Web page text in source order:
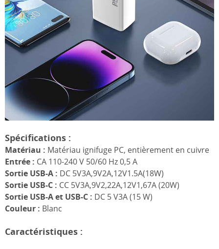
Spécifications :
Matériau : Matériau ignifuge PC, entièrement en cuivre
Entrée : CA 110-240 V 50/60 Hz 0,5 A
Sortie USB-A : DC 5V3A,9V2A,12V1.5A(18W)
Sortie USB-C : CC 5V3A,9V2,22A,12V1,67A (20W)
Sortie USB-A et USB-C : DC 5 V3A (15 W)
Couleur : Blanc
Caractéristiques :